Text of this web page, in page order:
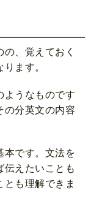
、覚えておく
ます。
ようなものです
の分英文の内容
本です。文法を
伝えたいことも
も理解できま